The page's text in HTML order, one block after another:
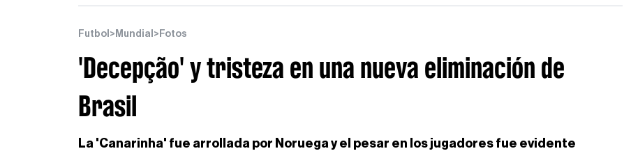
Futbol > Mundial > Fotos
'Decepção' y tristeza en una nueva eliminación de
Brasil
La 'Canarinha' fue arrollada por Noruega y el pesar en los jugadores fue evidente